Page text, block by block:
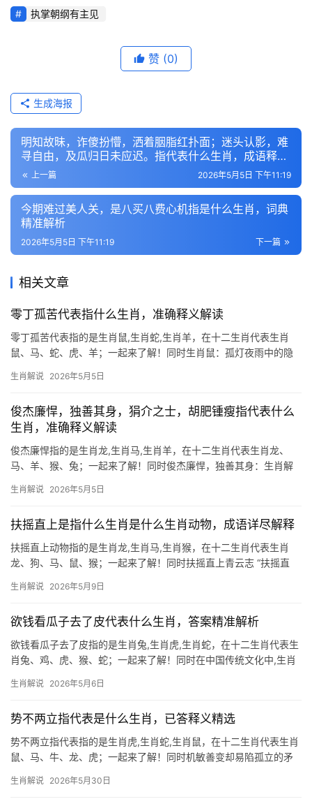
执掌朝纲有主见
赞 (0)
生成海报
明知故昧，诈傻扮懵，洒着胭脂红扑面；迷头认影，难
寻自由，及瓜归日未应迟。指代表什么生肖，成语释义
解析上一篇 2026年5月5日 下午11:19
今期难过美人关，是八买八费心机指是什么生肖，词典
精准解析
下一篇
2026年5月5日 下午11:19
相关文章
零丁孤苦代表指什么生肖，准确释义解读
零丁孤苦代表指的是生肖鼠,生肖蛇,生肖羊，在十二生肖代表生肖
鼠、马、蛇、虎、羊；一起来了解！同时生肖鼠：孤灯夜雨中的隐
首，却因体型渺小而常被忽视，恰如孤身跋涉的旅人，2026年对属
生肖解说 2026年5月5日
俊杰廉悍，独善其身，狷介之士，胡肥锺瘦指代表什么
生肖，准确释义解读
俊杰廉悍指的是生肖龙,生肖马,生肖羊，在十二生肖代表生肖龙、
马、羊、猴、兔；一起来了解！同时俊杰廉悍，独善其身：生肖解
指洁身自好、不随波逐流，这类特质在十二生肖中尤为契合生肖龙
生肖解说 2026年5月5日
扶摇直上是指什么生肖是什么生肖动物，成语详尽解释
扶摇直上动物指的是生肖龙,生肖马,生肖猴，在十二生肖代表生肖
龙、狗、马、鼠、猴；一起来了解！同时扶摇直上青云志 “扶摇直
的气势，在十二生肖中，唯有生肖龙最能契合这一意象，龙为鳞虫
生肖解说 2026年5月9日
欲钱看瓜子去了皮代表什么生肖，答案精准解析
欲钱看瓜子去了皮指的是生肖兔,生肖虎,生肖蛇，在十二生肖代表生
肖兔、鸡、虎、猴、蛇；一起来了解！同时在中国传统文化中,生肖
去了皮”暗藏玄机，谜底指向生肖兔——瓜子去皮后形似兔牙，而
生肖解说 2026年5月6日
势不两立指代表是什么生肖，已答释义精选
势不两立指代表指的是生肖虎,生肖蛇,生肖鼠，在十二生肖代表生肖
鼠、马、牛、龙、虎；一起来了解！同时机敏善变却易陷孤立的矛
至51岁者恐遇“项目被抢”之劫，团队停滞不前，领导责骂声不绝于
生肖解说 2026年5月30日